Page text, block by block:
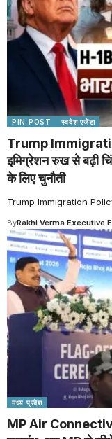
PIN POST स्वदेश एजेंडा
Trump
इमिग्रेशन रुख से बढ़ी
के लिए चुनौती
Trump Immigration Policy
ByRakhi Verma Executive
मध्य प्रदेश
MP Air